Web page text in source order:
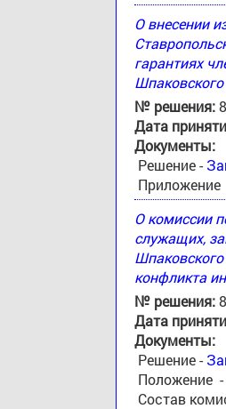
О внесении
гарантиях
№ решения:
Дата
Документы:
Решение -
Приложение
О комиссии
служащих,
конфликта
№ решения:
Дата
Документы:
Решение -
Положение -
Состав